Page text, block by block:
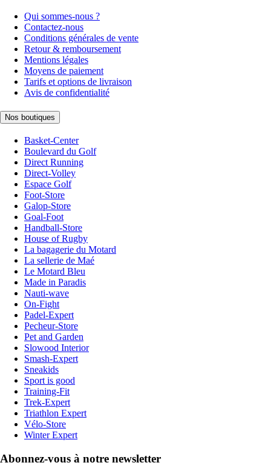
Qui sommes-nous ?
Contactez-nous
Conditions générales de vente
Retour & remboursement
Mentions légales
Moyens de paiement
Tarifs et options de livraison
Avis de confidentialité
Nos boutiques
Basket-Center
Boulevard du Golf
Direct Running
Direct-Volley
Espace Golf
Foot-Store
Galop-Store
Goal-Foot
Handball-Store
House of Rugby
La bagagerie du Motard
La sellerie de Maé
Le Motard Bleu
Made in Paradis
Nauti-wave
On-Fight
Padel-Expert
Pecheur-Store
Pet and Garden
Slowood Interior
Smash-Expert
Sneakids
Sport is good
Training-Fit
Trek-Expert
Triathlon Expert
Vélo-Store
Winter Expert
Abonnez-vous à notre newsletter